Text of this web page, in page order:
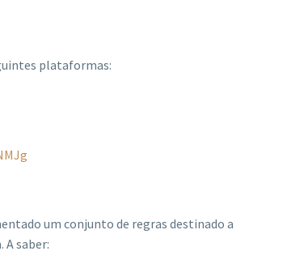
plataformas:
um conjunto de regras destinado a
A saber: